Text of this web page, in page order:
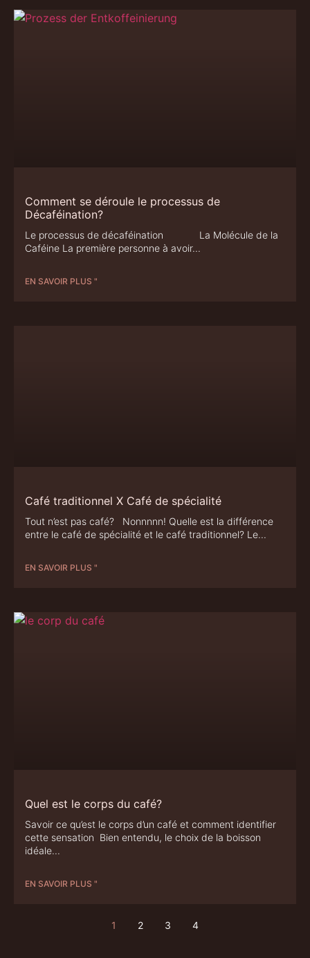
Comment se déroule le processus de
Décaféination?
Le processus de décaféination La Molécule de la
Caféine La première personne à avoir
EN SAVOIR PLUS "
Café traditionnel X Café de spécialité
Tout n’est pas café? Nonnnnn! Quelle est la différence
entre le café de spécialité et le café traditionnel? Le
EN SAVOIR PLUS "
Quel est le corps du café?
Savoir ce qu’est le corps d’un café et comment identifier
cette sensation Bien entendu, le choix de la boisson
idéale
EN SAVOIR PLUS "
1 2 3 4